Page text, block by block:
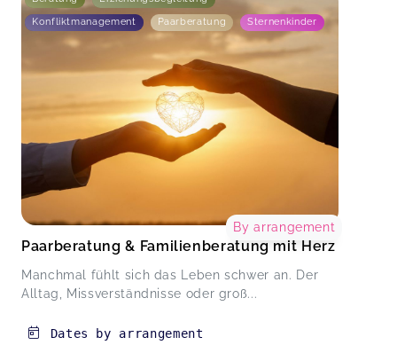
Konfliktmanagement Paarberatung Sternenkinder
Paarberatung & Familienberatung mit Herz
Manchmal fühlt sich das Leben schwer an. Der
Alltag, Missverständnisse oder groß...
By arrangement
Dates by arrangement